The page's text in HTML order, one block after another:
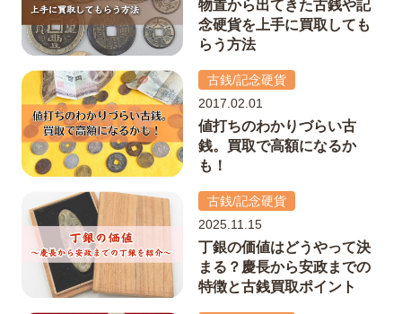
物置から出てきた古銭や記
念硬貨を上手に買取しても
らう方法
古銭/記念硬貨
2017.02.01
値打ちのわかりづらい古
銭。買取で高額になるか
も！
古銭/記念硬貨
2025.11.15
丁銀の価値はどうやって決
まる？慶長から安政までの
特徴と古銭買取ポイント